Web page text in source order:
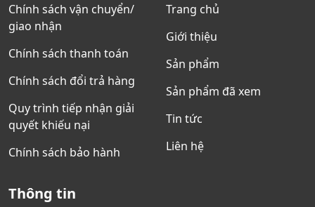
Chính sách vận chuyển/
giao nhận
Chính sách thanh toán
Chính sách đổi trả hàng
Quy trình tiếp nhận giải
quyết khiếu nại
Chính sách bảo hành
Trang chủ
Giới thiệu
Sản phẩm
Sản phẩm đã xem
Tin tức
Liên hệ
Thông tin